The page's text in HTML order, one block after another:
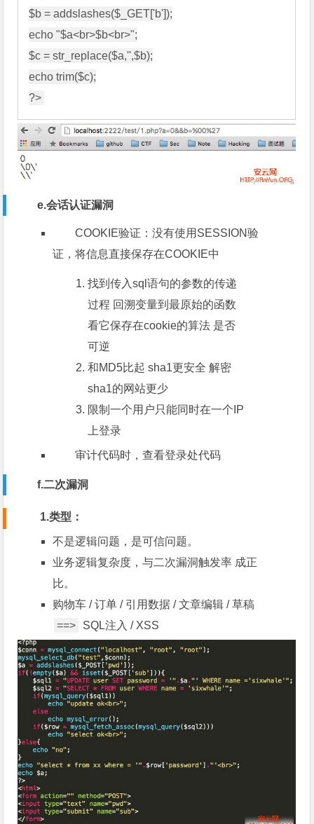
$b = addslashes($_GET['b']);
echo "$a<br>$b<br>";
$c = str_replace($a,'',$b);
echo trim($c);
e.会话认证漏洞
COOKIE验证：没有使用SESSION验
证，将信息直接保存在COOKIE中
找到传入sql语句的参数的传递
过程 回溯变量到最原始的函数
看它保存在cookie的算法 是否
可逆
和MD5比起 sha1更安全 解密
sha1的网站更少
限制一个用户只能同时在一个IP
上登录
审计代码时，查看登录处代码
f.二次漏洞
1.类型：
不是逻辑问题，是可信问题。
业务逻辑复杂度，与二次漏洞触发率 成正
比。
购物车 / 订单 / 引用数据 / 文章编辑 / 草稿
==>
SQL注入 / XSS